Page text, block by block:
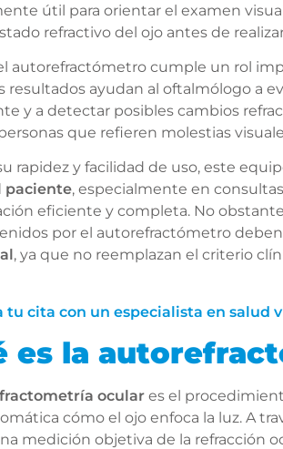
útil para orientar el examen
refractivo del ojo antes de
autorefractómetro cumple un rol
resultados ayudan al oftalmólogo a
y a detectar posibles cambios
que refieren molestias
rapidez y facilidad de uso, este
paciente, especialmente en
eficiente y completa. No
por el autorefractómetro
, ya que no reemplazan el criterio
tu cita con un especialista en salud
es la
ocular es el
cómo el ojo enfoca la luz. A
medición objetiva de la refracción